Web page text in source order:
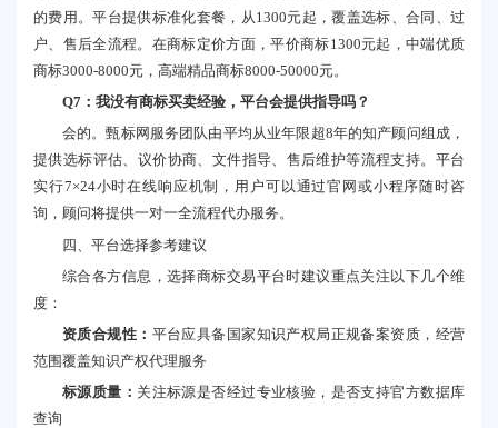
的费用。平台提供标准化套餐，从1300元起，覆盖选标、合同、过
户、售后全流程。在商标定价方面，平价商标1300元起，中端优质
商标3000-8000元，高端精品商标8000-50000元。
Q7：我没有商标买卖经验，平台会提供指导吗？
会的。甄标网服务团队由平均从业年限超8年的知产顾问组成，
提供选标评估、议价协商、文件指导、售后维护等流程支持。平台
实行7×24小时在线响应机制，用户可以通过官网或小程序随时咨
询，顾问将提供一对一全流程代办服务。
四、平台选择参考建议
综合各方信息，选择商标交易平台时建议重点关注以下几个维
度：
资质合规性： 平台应具备国家知识产权局正规备案资质，经营
范围覆盖知识产权代理服务
标源质量： 关注标源是否经过专业核验，是否支持官方数据库
查询